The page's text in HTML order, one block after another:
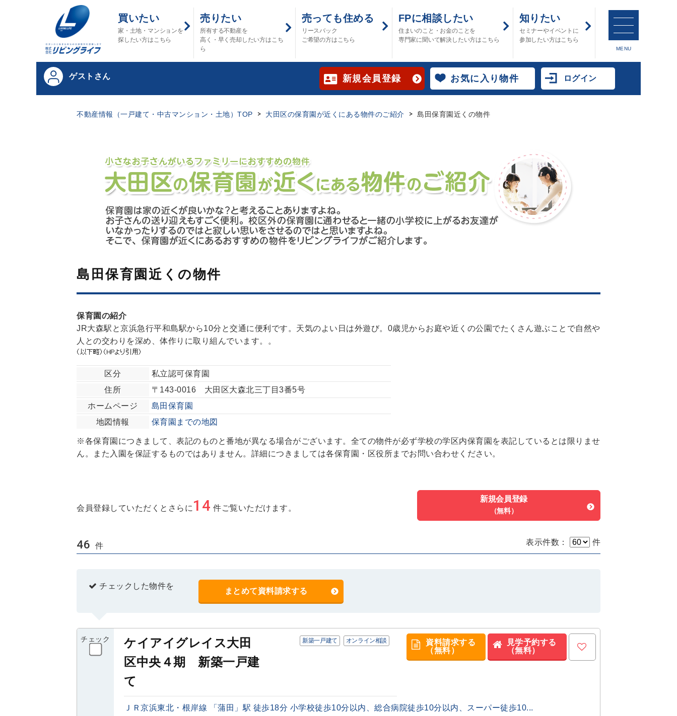
買いたい
家・土地・マンションを
探したい方はこちら
売りたい
所有する不動産を
高く・早く売却したい方はこち
ら
売っても住める
リースバック
ご希望の方はこちら
FPに相談したい
住まいのこと・お金のことを
専門家に聞いて解決したい方はこちら
知りたい
セミナーやイベントに
参加したい方はこちら
MENU
ゲストさん 新規会員登録 お気に入り物件 ログイン
不動産情報（一戸建て・中古マンション・土地）TOP 大田区の保育園が近くにある物件のご紹介 島田保育園近くの物件
島田保育園近くの物件
保育園の紹介
JR大森駅と京浜急行平和島駅から10分と交通に便利です。天気のよい日は外遊び。0歳児からお庭や近くの公園でたくさん遊ぶことで自然や
人との交わりを深め、体作りに取り組んでいます。。
区分
私立認可保育園
住所
〒143-0016 大田区大森北三丁目3番5号
ホームページ
島田保育園
地図情報
保育園までの地図
※各保育園につきまして、表記のものと番地が異なる場合がございます。全ての物件が必ず学校の学区内保育園を表記しているとは限りませ
ん。また入園を保証するものではありません。詳細につきましては各保育園・区役所までお問い合わせください。
会員登録していただくとさらに 14 件ご覧いただけます。
新規会員登録
（無料）
46 件 表示件数： 件
チェックした物件を
まとめて資料請求する
チェック
ケイアイグレイス大田
区中央４期 新築一戸建
て
新築一戸建て オンライン相談
資料請求する
（無料）
見学予約する
（無料）
ＪＲ京浜東北・根岸線 「蒲田」駅 徒歩18分 小学校徒歩10分以内、総合病院徒歩10分以内、スーパー徒歩10...